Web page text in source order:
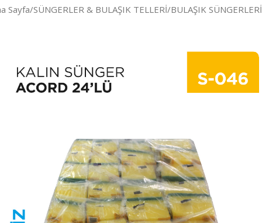
Sayfa/SÜNGERLER & BULAŞIK TELLERİ/BULAŞIK SÜNGERLERİ